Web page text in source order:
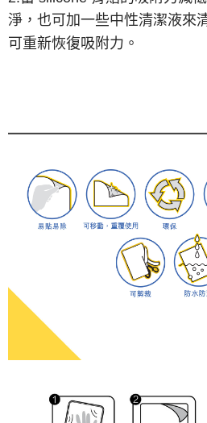
淨，也可加一些中性清潔液來
可重新恢復吸附力。